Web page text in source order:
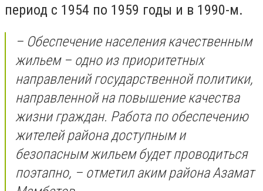
период с 1954 по 1959 годы и в 1990-м.
– Обеспечение населения качественным
жильем – одно из приоритетных
направлений государственной политики,
направленной на повышение качества
жизни граждан. Работа по обеспечению
жителей района доступным и
безопасным жильем будет проводиться
поэтапно, – отметил аким района Азамат